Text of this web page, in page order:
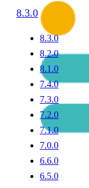
8.3.0
8.3.0
8.2.0
8.1.0
7.4.0
7.3.0
7.2.0
7.1.0
7.0.0
6.6.0
6.5.0